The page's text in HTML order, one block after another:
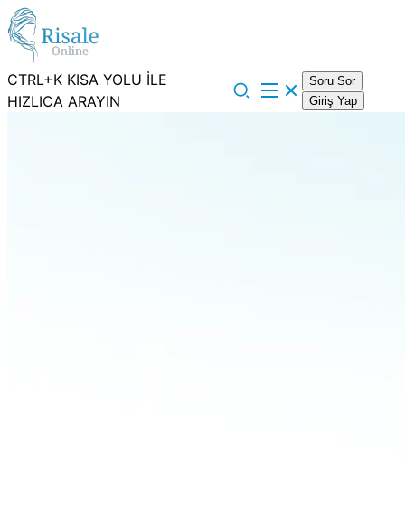
CTRL+K KISA YOLU İLE
HIZLICA ARAYIN
Soru Sor
Giriş Yap